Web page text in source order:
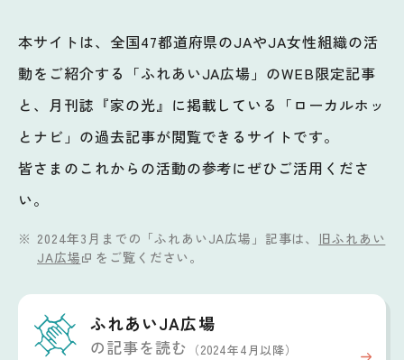
本サイトは、全国47都道府県のJAやJA女性組織の活
動をご紹介する「ふれあいJA広場」のWEB限定記事
と、月刊誌『家の光』に掲載している「ローカルホッ
とナビ」の過去記事が閲覧できるサイトです。
皆さまのこれからの活動の参考にぜひご活用くださ
い。
2024年3月までの「ふれあいJA広場」記事は、 旧ふれあい
JA広場
をご覧ください。
ふれあいJA広場
の記事を読む （2024年4月以降）